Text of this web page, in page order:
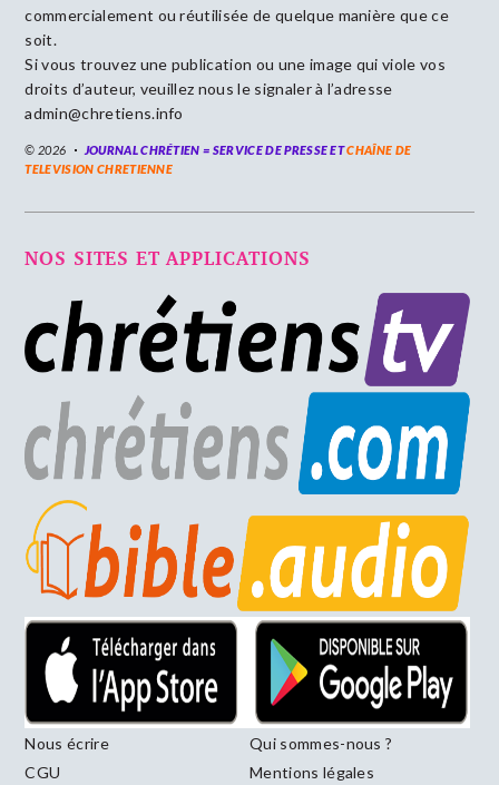
commercialement ou réutilisée de quelque manière que ce
soit.
Si vous trouvez une publication ou une image qui viole vos
droits d’auteur, veuillez nous le signaler à l’adresse
admin@chretiens.info
© 2026 JOURNAL CHRÉTIEN = SERVICE DE PRESSE ETCHAÎNE DE
TELEVISION CHRETIENNE
NOS SITES ET APPLICATIONS
Nous écrire
Qui sommes-nous ?
CGU
Mentions légales